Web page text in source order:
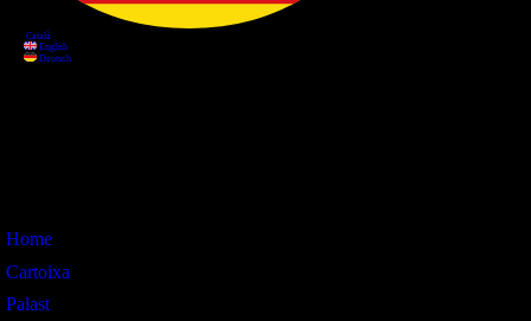
Home
Cartoixa
Palast